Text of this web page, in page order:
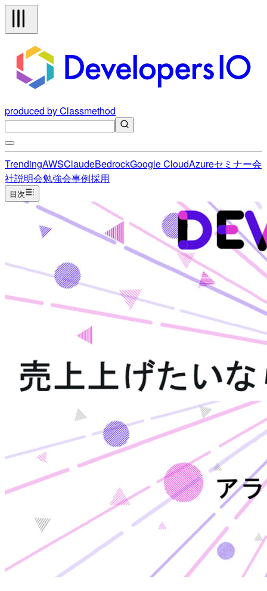
produced by Classmethod
TrendingAWSClaudeBedrockGoogle CloudAzureセミナー会
社説明会勉強会事例採用
目次